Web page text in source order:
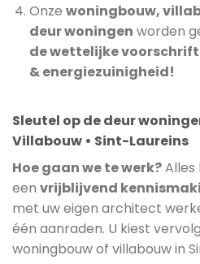
Onze woningbouw,
deur woningen worden
de wettelijke
& energiezuinigheid!
Sleutel op de deur
Villabouw • Sint-Laureins
Hoe gaan we te werk?Alles
een vrijblijvend
met uw eigen architect
één aanraden. U kiest
woningbouw of villabouw in